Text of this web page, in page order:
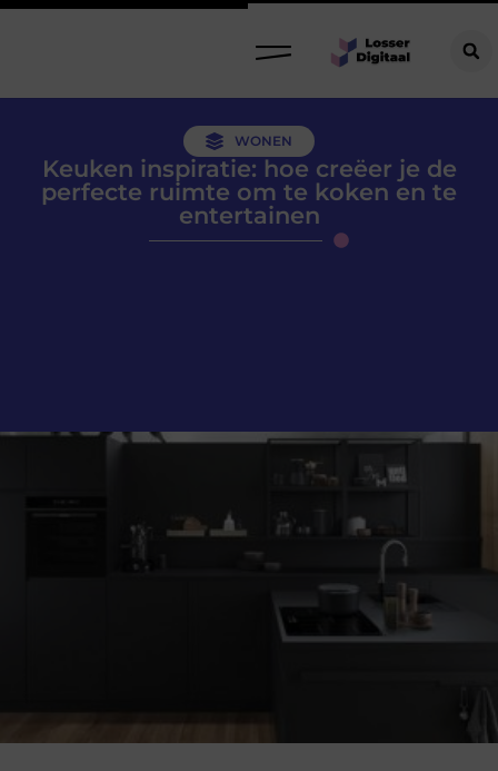
WONEN
Keuken inspiratie: hoe creëer je de
perfecte ruimte om te koken en te
entertainen